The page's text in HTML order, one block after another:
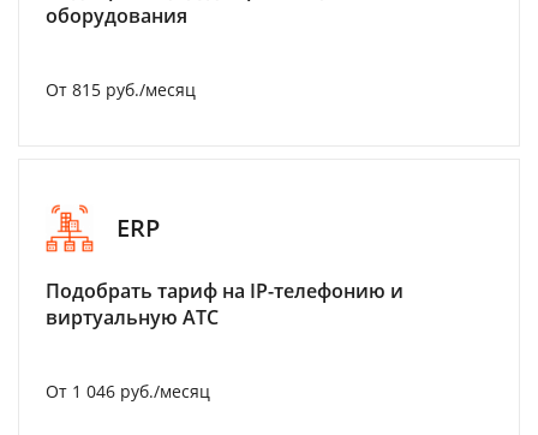
оборудования
От 815 руб./месяц
ERP
Подобрать тариф на IP-телефонию и
виртуальную АТС
От 1 046 руб./месяц